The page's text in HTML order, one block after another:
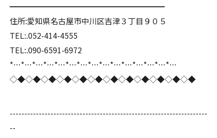
━━━━━━━━━━━━━━━━━━━━
住所:愛知県名古屋市中川区吉津３丁目９０５
TEL:.052-414-4555
TEL:.090-6591-6972
*…*…*…*…*…*…*…*…*…*…*…*…*…*…*…
◇◆◇◆◇◆◇◆◇◆◇◆◇◆◇◆◇◆◇◆◇◆◇◆
--------------------------------------------------------------------
--